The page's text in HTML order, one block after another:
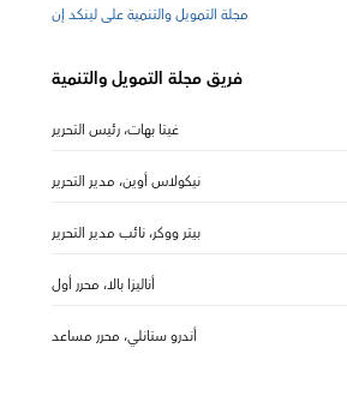
مجلة التمويل والتنمية على لينكد إن
فريق مجلة التمويل والتنمية
غيتا بهات، رئيس التحرير
نيكولاس أوين، مدير التحرير
بيتر ووكر، نائب مدير التحرير
أناليزا بالا، محرر أول
أندرو ستانلي، محرر مساعد